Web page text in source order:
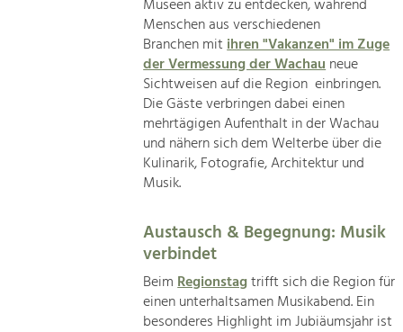
Museen aktiv zu entdecken, während
Menschen aus verschiedenen
Branchen mitihren "Vakanzen" im Zuge
der Vermessung der Wachauneue
Sichtweisen auf die Region einbringen.
Die Gäste verbringen dabei einen
mehrtägigen Aufenthalt in der Wachau
und nähern sich dem Welterbe über die
Kulinarik, Fotografie, Architektur und
Musik.
Austausch & Begegnung: Musik
verbindet
BeimRegionstagtrifft sich die Region für
einen unterhaltsamen Musikabend. Ein
besonderes Highlight im Jubiäumsjahr ist